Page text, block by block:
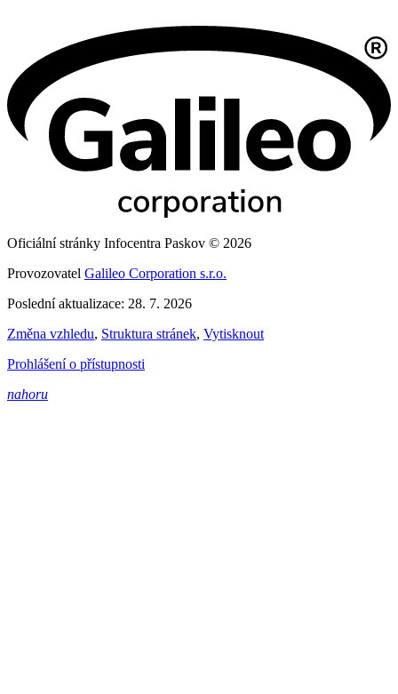
Oficiální stránky Infocentra Paskov © 2026
Provozovatel Galileo Corporation s.r.o.
Poslední aktualizace: 28. 7. 2026
Změna vzhledu, Struktura stránek, Vytisknout
Prohlášení o přístupnosti
nahoru